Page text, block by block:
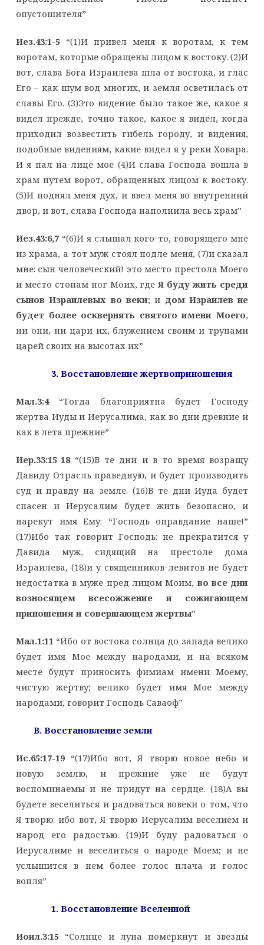
опустошителя”
Иез.43:1-5“(1)И привел меня к воротам, к тем
воротам, которые обращены лицом к востоку. (2)И
вот, слава Бога Израилева шла от востока, и глас
Его – как шум вод многих, и земля осветилась от
славы Его. (3)Это видение было такое же, какое я
видел прежде, точно такое, какое я видел, когда
приходил возвестить гибель городу, и видения,
подобные видениям, какие видел я у реки Ховара.
И я пал на лице мое (4)И слава Господа вошла в
храм путем ворот, обращенных лицом к востоку.
(5)И поднял меня дух, и ввел меня во внутренний
двор, и вот, слава Господа наполнила весь храм”
Иез.43:6,7“(6)И я слышал кого-то, говорящего мне
из храма, а тот муж стоял подле меня, (7)и сказал
мне: сын человеческий! это место престола Моего
и место стопам ног Моих, гдеЯ буду жить среди
сынов Израилевых во веки; и дом Израилев не
будет более осквернять святого имени Моего,
ни они, ни цари их, блужением своим и трупами
царей своих на высотах их”
3. Восстановление жертвоприношения
Мал.3:4“Тогда благоприятна будет Господу
жертва Иуды и Иерусалима, как во дни древние и
как в лета прежние”
Иер.33:15-18“(15)В те дни и в то время возращу
Давиду Отрасль праведную, и будет производить
суд и правду на земле. (16)В те дни Иуда будет
спасен и Иерусалим будет жить безопасно, и
нарекут имя Ему: “Господь оправдание наше!”
(17)Ибо так говорит Господь: не прекратится у
Давида муж, сидящий на престоле дома
Израилева, (18)и у священников-левитов не будет
недостатка в муже пред лицом Моим,во все дни
возносящем всесожжение и сожигающем
приношения и совершающем жертвы”
Мал.1:11“Ибо от востока солнца до запада велико
будет имя Мое между народами, и на всяком
месте будут приносить фимиам имени Моему,
чистую жертву; велико будет имя Мое между
народами, говорит Господь Саваоф”
B. Восстановление земли
Ис.65:17-19“(17)Ибо вот, Я творю новое небо и
новую землю, и прежние уже не будут
воспоминаемы и не придут на сердце. (18)А вы
будете веселиться и радоваться вовеки о том, что
Я творю: ибо вот, Я творю Иерусалим веселием и
народ его радостью. (19)И буду радоваться о
Иерусалиме и веселиться о народе Моем; и не
услышится в нем более голос плача и голос
вопля”
1. Восстановление Вселенной
Иоил.3:15“Солнце и луна померкнут и звезды